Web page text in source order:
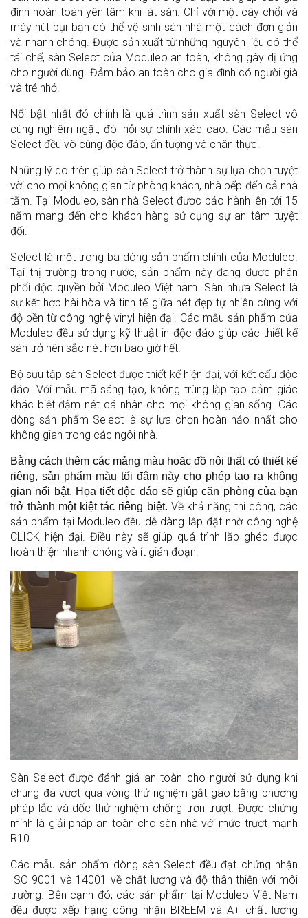
đình hoàn toàn yên tâm khi lát sàn. Chỉ với một cây chổi và
máy hút bụi bạn có thể vệ sinh sàn nhà một cách đơn giản
và nhanh chóng. Được sản xuất từ những nguyên liệu có thể
tái chế, sàn Select của Moduleo an toàn, không gây dị ứng
cho người dùng. Đảm bảo an toàn cho gia đình có người già
và trẻ nhỏ.
Nổi bật nhất đó chính là quá trình sản xuất sàn Select vô
cùng nghiêm ngặt, đòi hỏi sự chính xác cao. Các mẫu sàn
Select đều vô cùng độc đáo, ấn tượng và chân thực.
Những lý do trên giúp sàn Select trở thành sự lựa chọn tuyệt
vời cho mọi không gian từ phòng khách, nhà bếp đến cả nhà
tắm. Tại Moduleo, sàn nhà Select được bảo hành lên tới 15
năm mang đến cho khách hàng sử dụng sự an tâm tuyệt
đối.
Select là một trong ba dòng sản phẩm chính của Moduleo.
Tại thị trường trong nước, sản phẩm này đang được phân
phối độc quyền bởi Moduleo Việt nam. Sàn nhựa Select là
sự kết hợp hài hòa và tinh tế giữa nét đẹp tự nhiên cùng với
độ bền từ công nghệ vinyl hiện đại. Các mẫu sản phẩm của
Moduleo đều sử dụng kỹ thuật in độc đáo giúp các thiết kế
sàn trở nên sắc nét hơn bao giờ hết.
Bộ sưu tập sàn Select được thiết kế hiện đại, với kết cấu độc
đáo. Với mẫu mã sáng tạo, không trùng lặp tạo cảm giác
khác biệt đậm nét cá nhân cho mọi không gian sống. Các
dòng sản phẩm Select là sự lựa chọn hoàn hảo nhất cho
không gian trong các ngôi nhà.
Bằng cách thêm các mảng màu hoặc đồ nội thất có thiết kế
riêng, sản phẩm màu tối đậm này cho phép tạo ra không
gian nổi bật. Họa tiết độc đáo sẽ giúp căn phòng của bạn
trở thành một kiệt tác riêng biệt. Về khả năng thi công, các
sản phẩm tại Moduleo đều dễ dàng lắp đặt nhờ công nghệ
CLICK hiện đại. Điều này sẽ giúp quá trình lắp ghép được
hoàn thiện nhanh chóng và ít gián đoạn.
Sàn Select được đánh giá an toàn cho người sử dụng khi
chúng đã vượt qua vòng thử nghiệm gắt gao bằng phương
pháp lắc và dốc thử nghiệm chống trơn trượt. Được chứng
minh là giải pháp an toàn cho sàn nhà với mức trượt mạnh
R10.
Các mẫu sản phẩm dòng sàn Select đều đạt chứng nhận
ISO 9001 và 14001 về chất lượng và độ thân thiện với môi
trường. Bên cạnh đó, các sản phẩm tại Moduleo Việt Nam
đều được xếp hạng công nhận BREEM và A+ chất lượng